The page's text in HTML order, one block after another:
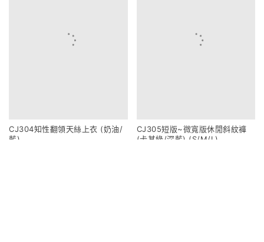
CJ304知性翻領天絲上衣 (奶油/
藍)
CJ305短版~微寬版休閒斜紋褲
(卡其綠/深藍) (S/M/L)